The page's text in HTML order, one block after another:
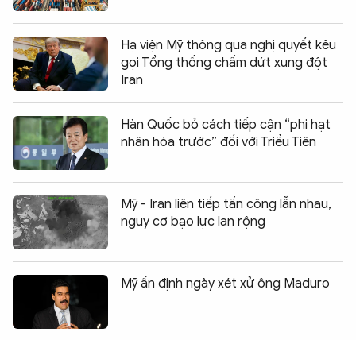
Hạ viện Mỹ thông qua nghị quyết kêu
gọi Tổng thống chấm dứt xung đột
Iran
Hàn Quốc bỏ cách tiếp cận “phi hạt
nhân hóa trước” đối với Triều Tiên
Mỹ - Iran liên tiếp tấn công lẫn nhau,
nguy cơ bạo lực lan rộng
Mỹ ấn định ngày xét xử ông Maduro